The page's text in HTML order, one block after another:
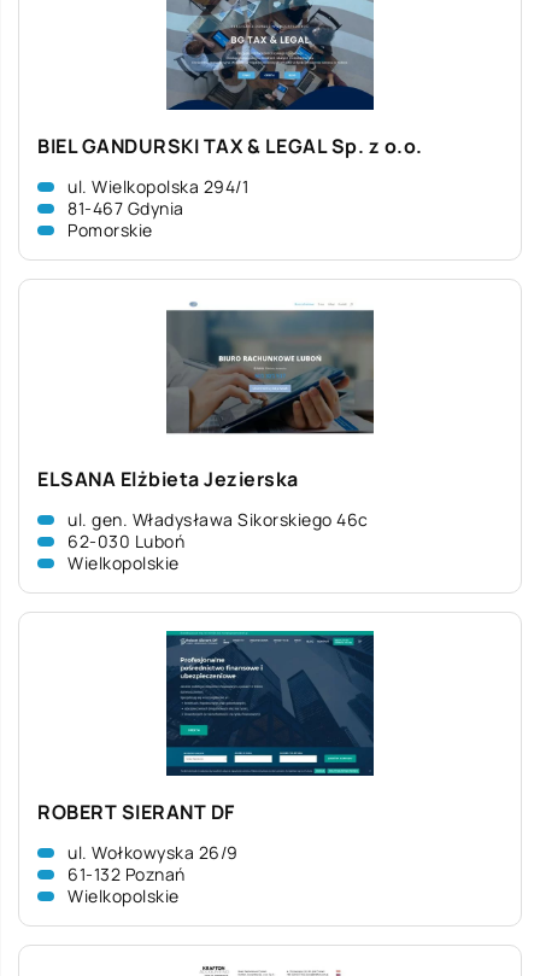
BIEL GANDURSKI TAX & LEGAL Sp. z o.o.
ul. Wielkopolska 294/1
81-467 Gdynia
Pomorskie
ELSANA Elżbieta Jezierska
ul. gen. Władysława Sikorskiego 46c
62-030 Luboń
Wielkopolskie
ROBERT SIERANT DF
ul. Wołkowyska 26/9
61-132 Poznań
Wielkopolskie